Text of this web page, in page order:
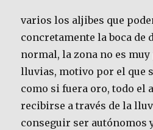
varios los aljibes que
concretamente la boca de
normal, la zona no es
lluvias, motivo por el que
como si fuera oro, todo el
recibirse a través de la
conseguir ser autónomos